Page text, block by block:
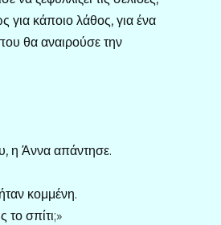
κάποιο λάθος, για ένα
θα αναιρούσε την
η Άννα απάντησε.
κομμένη.
το σπίτι;»